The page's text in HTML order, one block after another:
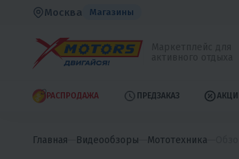
Москва Магазины
РАСПРОДАЖА ПРЕДЗАКАЗ
Главная Видеообзоры Мототехника